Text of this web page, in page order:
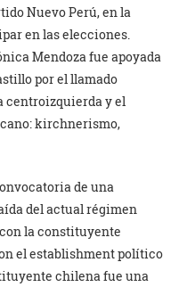
Nuevo Perú, en la
en las elecciones.
Mendoza fue apoyada
por el llamado
centroizquierda y el
kirchnerismo,
de una
del actual régimen
la constituyente
el establishment político
chilena fue una